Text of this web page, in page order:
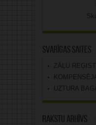
Svarīgas saites
ZĀĻU
UZTURA
Rakstu arhīvs